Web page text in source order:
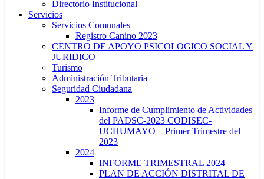
Directorio Institucional
Servicios
Servicios Comunales
Registro Canino 2023
CENTRO DE APOYO PSICOLOGICO SOCIAL Y
JURIDICO
Turismo
Administración Tributaria
Seguridad Ciudadana
2023
Informe de Cumplimiento de Actividades
del PADSC-2023 CODISEC-
UCHUMAYO – Primer Trimestre del
2023
2024
INFORME TRIMESTRAL 2024
PLAN DE ACCIÓN DISTRITAL DE